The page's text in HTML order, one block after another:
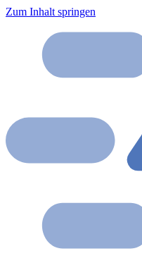
Zum Inhalt springen